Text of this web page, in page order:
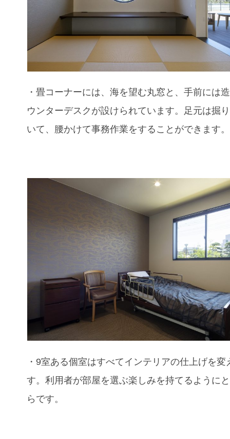
・畳コーナーには、海を望む丸窓と、手前には
ウンターデスクが設けられています。足元は掘
いて、腰かけて事務作業をすることができます。
・ 9室ある個室はすべてインテリアの仕上げを変
す。利用者が部屋を選ぶ楽しみを持てるように
らです。